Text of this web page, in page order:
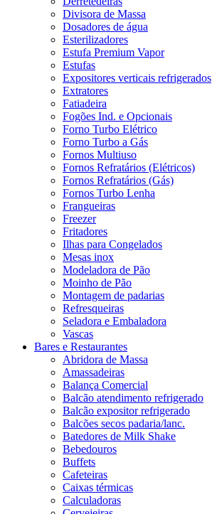
Divisora de Massa
Dosadores de água
Esterilizadores
Estufa Premium Vapor
Estufas
Expositores verticais refrigerados
Extratores
Fatiadeira
Fogões Ind. e Opcionais
Forno Turbo Elétrico
Forno Turbo a Gás
Fornos Multiuso
Fornos Refratários (Elétricos)
Fornos Refratários (Gás)
Fornos Turbo Lenha
Frangueiras
Freezer
Fritadores
Ilhas para Congelados
Mesas inox
Modeladora de Pão
Moinho de Pão
Montagem de padarias
Refresqueiras
Seladora e Embaladora
Vascas
Bares e Restaurantes
Abridora de Massa
Amassadeiras
Balança Comercial
Balcão atendimento refrigerado
Balcão expositor refrigerado
Balcões secos padaria/lanc.
Batedores de Milk Shake
Bebedouros
Buffets
Cafeteiras
Caixas térmicas
Calculadoras